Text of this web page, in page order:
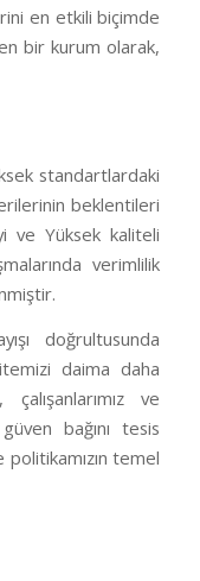
en etkili biçimde
bir kurum olarak,
standartlardaki
beklentileri
ve Yüksek kaliteli
verimlilik
doğrultusunda
daima daha
ve
bağını tesis
temel